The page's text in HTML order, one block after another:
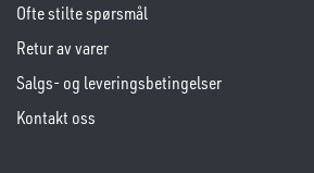
Ofte stilte spørsmål
Retur av varer
Salgs- og leveringsbetingelser
Kontakt oss